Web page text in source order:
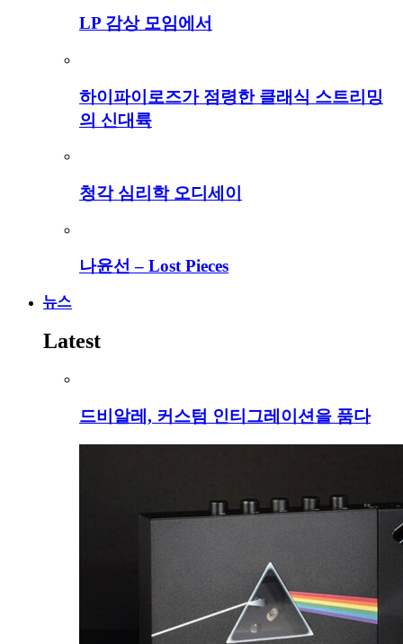
LP 감상 모임에서
하이파이로즈가 점령한 클래식 스트리밍
의 신대륙
청각 심리학 오디세이
나윤선 – Lost Pieces
뉴스
Latest
드비알레, 커스텀 인티그레이션을 품다